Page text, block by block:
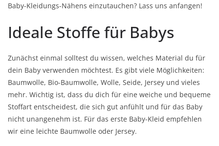
Baby-Kleidungs-Nähens einzutauchen? Lass uns anfangen!
Ideale Stoffe für Babys
Zunächst einmal solltest du wissen, welches Material du für
dein Baby verwenden möchtest. Es gibt viele Möglichkeiten:
Baumwolle, Bio-Baumwolle, Wolle, Seide, Jersey und vieles
mehr. Wichtig ist, dass du dich für eine weiche und bequeme
Stoffart entscheidest, die sich gut anfühlt und für das Baby
nicht unangenehm ist. Für das erste Baby-Kleid empfehlen
wir eine leichte Baumwolle oder Jersey.